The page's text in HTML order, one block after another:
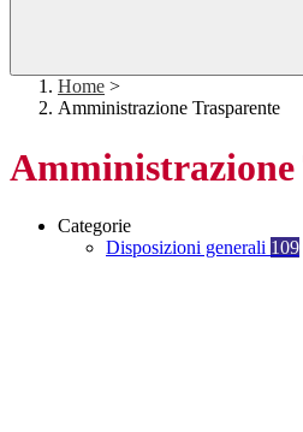
Home >
Amministrazione Trasparente
Amministrazione
Categorie
Disposizioni generali 109